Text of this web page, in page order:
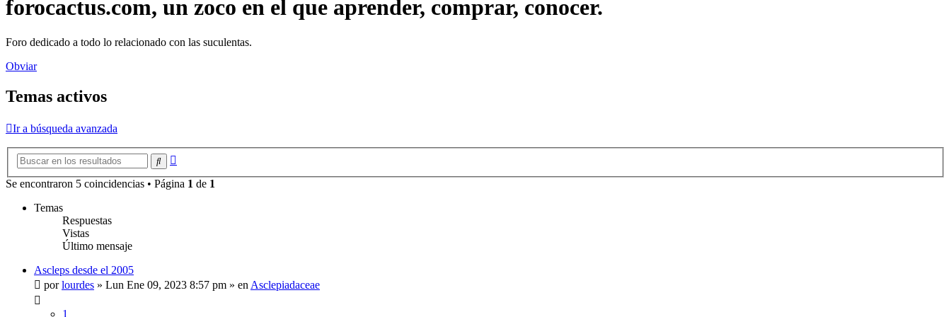
forocactus.com, un zoco en el que aprender, comprar, conocer.
Foro dedicado a todo lo relacionado con las suculentas.
Obviar
Temas activos
Ir a búsqueda avanzada
Buscar
Se encontraron 5 coincidencias • Página 1 de 1
Temas
Respuestas
Vistas
Último mensaje
Ascleps desde el 2005
porlourdes » Lun Ene 09, 2023 8:57 pm » en Asclepiadaceae
1